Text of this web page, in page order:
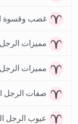
غضب وقسوة
مميزات
مميزات
صفات الرجل
عيوب الرجل